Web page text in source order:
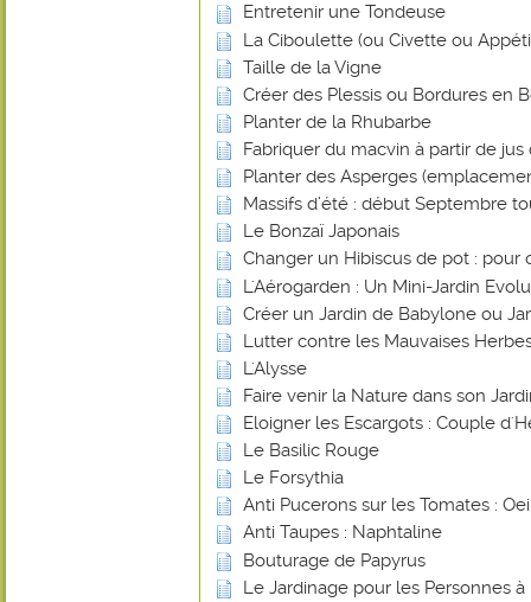
Entretenir une Tondeuse
La Ciboulette (ou Civette ou
Taille de la Vigne
Créer des Plessis ou Bordures en
Planter de la Rhubarbe
Fabriquer du macvin à partir de jus
Planter des Asperges
Massifs d’été : début Septembre
Le Bonzaï Japonais
Changer un Hibiscus de pot : pour
L'Aérogarden : Un Mini-Jardin
Créer un Jardin de Babylone ou
Lutter contre les Mauvaises
L'Alysse
Faire venir la Nature dans son
Eloigner les Escargots : Couple
Le Basilic Rouge
Le Forsythia
Anti Pucerons sur les Tomates :
Anti Taupes : Naphtaline
Bouturage de Papyrus
Le Jardinage pour les Personnes